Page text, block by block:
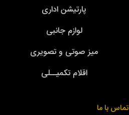
پارتیشن اداری
لوازم جانبی
میز صوتی و تصویری
اقلام تکمیــلی
تماس با ما